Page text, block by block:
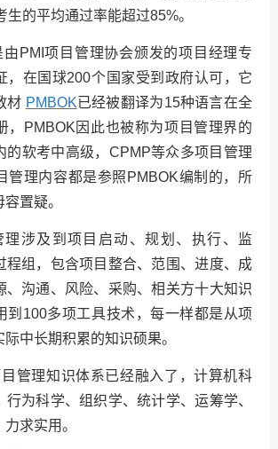
生的平均通过率能超过85%。
由PMI项目管理协会颁发的项目经理专
，在国球200个国家受到政府认可，它
材 PMBOK已经被翻译为15种语言在全
，PMBOK因此也被称为项目管理界的
的软考中高级，CPMP等众多项目管理
管理内容都是参照PMBOK编制的，所
置疑。
理涉及到项目启动、规划、执行、监
程组，包含项目整合、范围、进度、成
、沟通、风险、采购、相关方十大知识
到100多项工具技术，每一样都是从项
中长期积累的知识硕果。
管理知识体系已经融入了，计算机科
行为科学、组织学、统计学、运筹学、
求实用。